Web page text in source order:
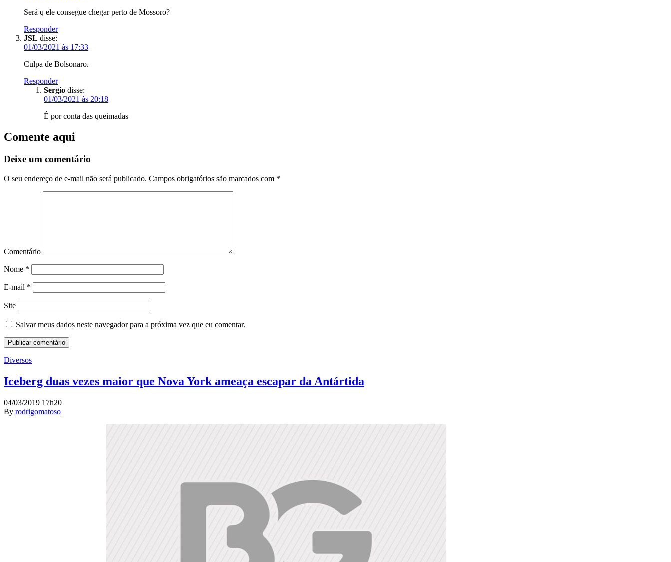
Será q ele consegue chegar perto de Mossoro?
Responder
JSL disse:
01/03/2021 às 17:33
Culpa de Bolsonaro.
Responder
Sergio disse:
01/03/2021 às 20:18
É por conta das queimadas
Comente aqui
Deixe um comentário
O seu endereço de e-mail não será publicado. Campos obrigatórios são marcados com *
Comentário
Nome *
E-mail *
Site
Salvar meus dados neste navegador para a próxima vez que eu comentar.
Diversos
Iceberg duas vezes maior que Nova York ameaça escapar da Antártida
04/03/2019 17h20
By rodrigomatoso